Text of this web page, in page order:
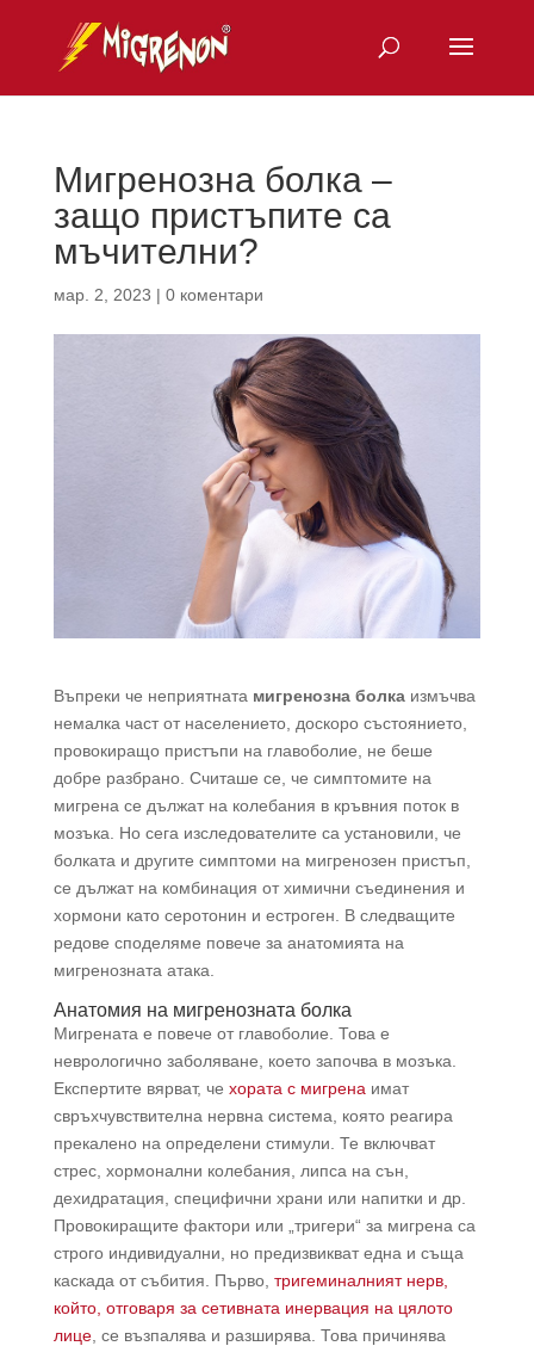
Мигренозна болка –
защо пристъпите са
мъчителни?
мар. 2, 2023 | 0 коментари
Въпреки че неприятната мигренозна болкаизмъчва
немалка част от населението, доскоро състоянието,
провокиращо пристъпи на главоболие, не беше
добре разбрано. Считаше се, че симптомите на
мигрена се дължат на колебания в кръвния поток в
мозъка. Но сега изследователите са установили, че
болката и другите симптоми на мигренозен пристъп,
се дължат на комбинация от химични съединения и
хормони като серотонин и естроген. В следващите
редове споделяме повече за анатомията на
мигренозната атака.
Анатомия на мигренозната болка
Мигрената е повече от главоболие. Това е
неврологично заболяване, което започва в мозъка.
Експертите вярват, че хората с мигрена имат
свръхчувствителна нервна система, която реагира
прекалено на определени стимули. Те включват
стрес, хормонални колебания, липса на сън,
дехидратация, специфични храни или напитки и др.
Провокиращите фактори или „тригери“ за мигрена са
строго индивидуални, но предизвикват една и съща
каскада от събития. Първо, тригеминалният нерв,
който, отговаря за сетивната инервация на цялото
лице, се възпалява и разширява. Това причинява